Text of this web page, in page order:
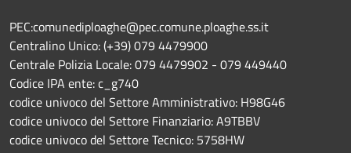
PEC:comunediploaghe@pec.comune.ploaghe.ss.it
Centralino Unico: (+39) 079 4479900
Centrale Polizia Locale: 079 4479902 - 079 449440
Codice IPA ente: c_g740
codice univoco del Settore Amministrativo: H98G46
codice univoco del Settore Finanziario: A9TBBV
codice univoco del Settore Tecnico: 5758HW